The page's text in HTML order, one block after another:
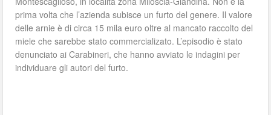
prima volta che l’azienda subisce un furto del genere. Il valore
delle arnie è di circa 15 mila euro oltre al mancato raccolto del
miele che sarebbe stato commercializato. L’episodio è stato
denunciato ai Carabineri, che hanno avviato le indagini per
individuare gli autori del furto.